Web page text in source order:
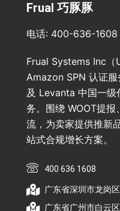
Frual 巧豚豚
电话: 400-636-1608
Frual Systems Inc（
Amazon SPN 认证
及 Levanta 中国一级
务。围绕 WOOT提报
流，为卖家提供推新
站式合规增长方案。
400 636 1608
广东省深圳市龙岗
广东省广州市白云